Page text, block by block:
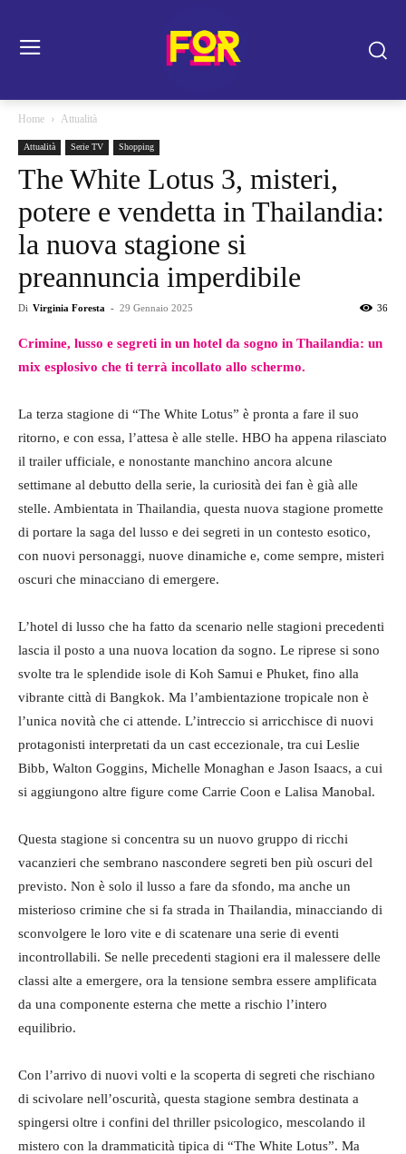
Home Attualità
Attualità Serie TV Shopping
The White Lotus 3, misteri,
potere e vendetta in Thailandia:
la nuova stagione si
preannuncia imperdibile
Di Virginia Foresta - 29 Gennaio 2025 36
Crimine, lusso e segreti in un hotel da sogno in Thailandia: un
mix esplosivo che ti terrà incollato allo schermo.
La terza stagione di “The White Lotus” è pronta a fare il suo
ritorno, e con essa, l’attesa è alle stelle. HBO ha appena rilasciato
il trailer ufficiale, e nonostante manchino ancora alcune
settimane al debutto della serie, la curiosità dei fan è già alle
stelle. Ambientata in Thailandia, questa nuova stagione promette
di portare la saga del lusso e dei segreti in un contesto esotico,
con nuovi personaggi, nuove dinamiche e, come sempre, misteri
oscuri che minacciano di emergere.
L’hotel di lusso che ha fatto da scenario nelle stagioni precedenti
lascia il posto a una nuova location da sogno. Le riprese si sono
svolte tra le splendide isole di Koh Samui e Phuket, fino alla
vibrante città di Bangkok. Ma l’ambientazione tropicale non è
l’unica novità che ci attende. L’intreccio si arricchisce di nuovi
protagonisti interpretati da un cast eccezionale, tra cui Leslie
Bibb, Walton Goggins, Michelle Monaghan e Jason Isaacs, a cui
si aggiungono altre figure come Carrie Coon e Lalisa Manobal.
Questa stagione si concentra su un nuovo gruppo di ricchi
vacanzieri che sembrano nascondere segreti ben più oscuri del
previsto. Non è solo il lusso a fare da sfondo, ma anche un
misterioso crimine che si fa strada in Thailandia, minacciando di
sconvolgere le loro vite e di scatenare una serie di eventi
incontrollabili. Se nelle precedenti stagioni era il malessere delle
classi alte a emergere, ora la tensione sembra essere amplificata
da una componente esterna che mette a rischio l’intero
equilibrio.
Con l’arrivo di nuovi volti e la scoperta di segreti che rischiano
di scivolare nell’oscurità, questa stagione sembra destinata a
spingersi oltre i confini del thriller psicologico, mescolando il
mistero con la drammaticità tipica di “The White Lotus”. Ma